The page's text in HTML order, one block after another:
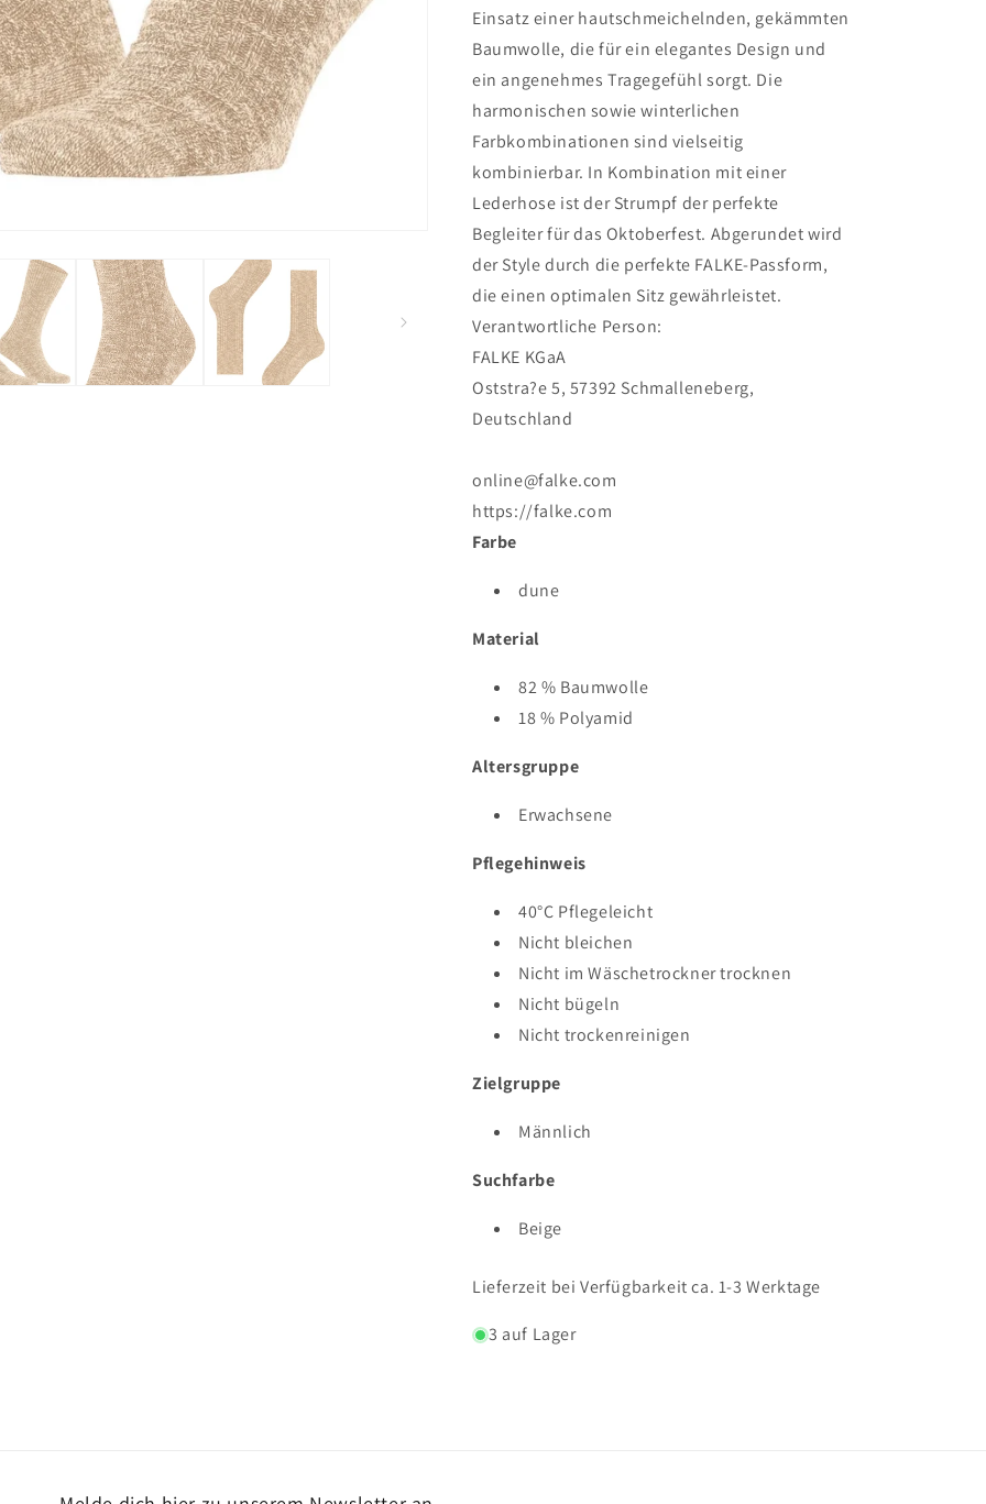
Einsatz einer hautschmeichelnden, gekämmten
Baumwolle, die für ein elegantes Design und
ein angenehmes Tragegefühl sorgt. Die
harmonischen sowie winterlichen
Farbkombinationen sind vielseitig
kombinierbar. In Kombination mit einer
Lederhose ist der Strumpf der perfekte
Begleiter für das Oktoberfest. Abgerundet wird
der Style durch die perfekte FALKE-Passform,
die einen optimalen Sitz gewährleistet.
Verantwortliche Person:
FALKE KGaA
Oststra?e 5, 57392 Schmalleneberg,
Deutschland
online@falke.com
https://falke.com
Farbe
dune
Material
82 % Baumwolle
18 % Polyamid
Altersgruppe
Erwachsene
Pflegehinweis
40°C Pflegeleicht
Nicht bleichen
Nicht im Wäschetrockner trocknen
Nicht bügeln
Nicht trockenreinigen
Zielgruppe
Männlich
Suchfarbe
Beige
Lieferzeit bei Verfügbarkeit ca. 1-3 Werktage
3 auf Lager